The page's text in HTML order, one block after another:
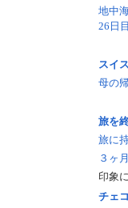
地中
26日目
スイス
母の
旅を
旅に
３ヶ
印象
チェコ